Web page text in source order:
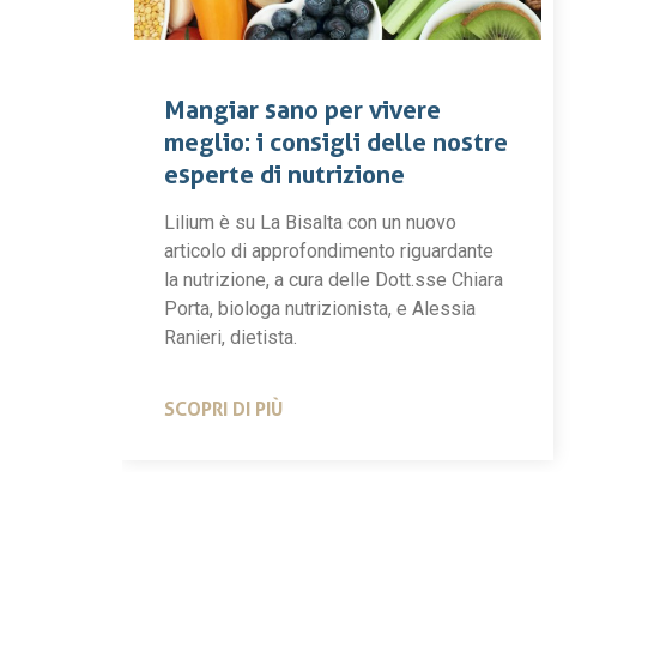
Mangiar sano per vivere
meglio: i consigli delle nostre
esperte di nutrizione
Lilium è su La Bisalta con un nuovo
articolo di approfondimento riguardante
la nutrizione, a cura delle Dott.sse Chiara
Porta, biologa nutrizionista, e Alessia
Ranieri, dietista.
SCOPRI DI PIÙ